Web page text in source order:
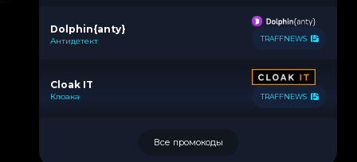
Dolphin{anty}
Антидетект TRAFFNEWS
Cloak IT
Клоака TRAFFNEWS
Все промокоды